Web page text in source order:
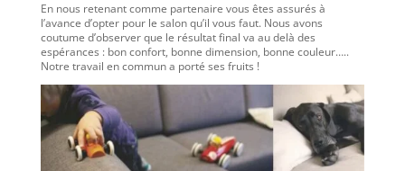
En nous retenant comme partenaire vous êtes assurés à
l’avance d’opter pour le salon qu’il vous faut. Nous avons
coutume d’observer que le résultat final va au delà des
espérances : bon confort, bonne dimension, bonne couleur…..
Notre travail en commun a porté ses fruits !